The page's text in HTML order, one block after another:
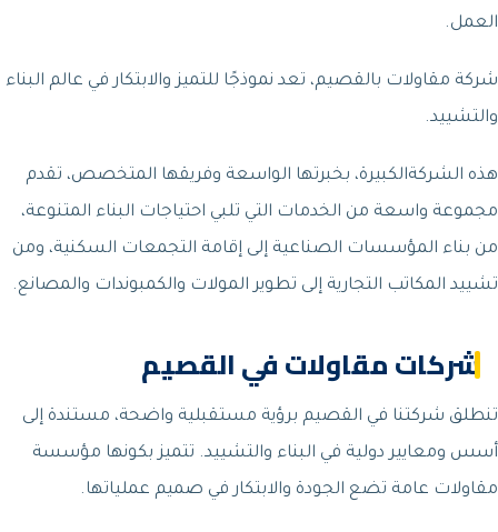
العمل.
شركة مقاولات بالقصيم، تعد نموذجًا للتميز والابتكار في عالم البناء
والتشييد.
هذه الشركةالكبيرة، بخبرتها الواسعة وفريقها المتخصص، تقدم
مجموعة واسعة من الخدمات التي تلبي احتياجات البناء المتنوعة،
من بناء المؤسسات الصناعية إلى إقامة التجمعات السكنية، ومن
تشييد المكاتب التجارية إلى تطوير المولات والكمبوندات والمصانع.
شركات مقاولات في القصيم
تنطلق شركتنا في القصيم برؤية مستقبلية واضحة، مستندة إلى
أسس ومعايير دولية في البناء والتشييد. تتميز بكونها مؤسسة
مقاولات عامة تضع الجودة والابتكار في صميم عملياتها.